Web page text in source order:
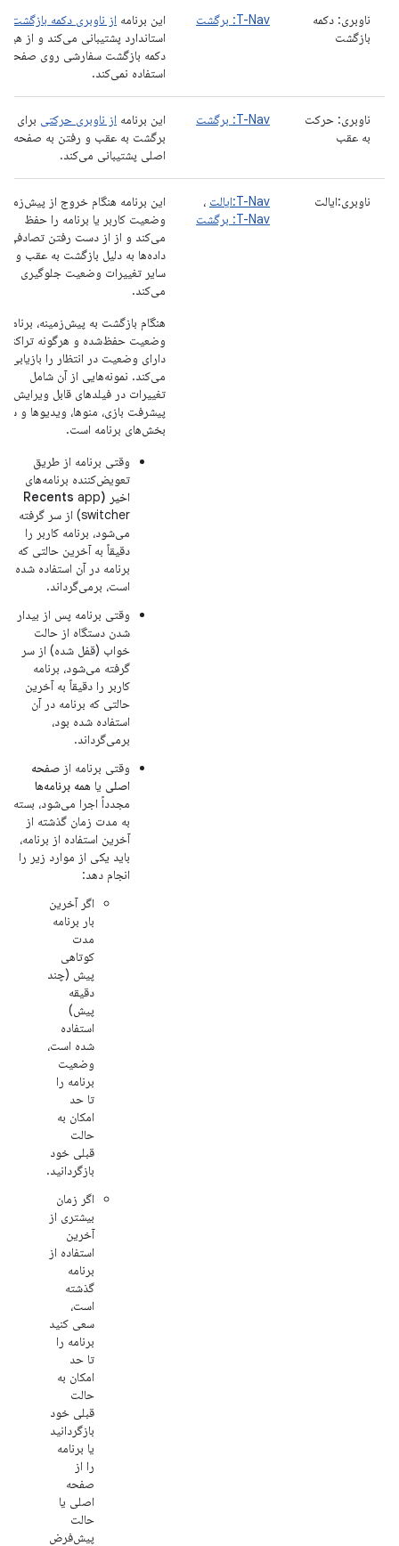
ناوبری: دکمه
بازگشت
T-Nav: برگشت این برنامه از ناوبری دکمه بازگشت
استاندارد پشتیبانی می‌کند و از هیچ
دکمه بازگشت سفارشی روی صفحه
استفاده نمی‌کند.
ناوبری: حرکت
به عقب
T-Nav: برگشت این برنامه از ناوبری حرکتی برای
برگشت به عقب و رفتن به صفحه
اصلی پشتیبانی می‌کند.
ناوبری:ایالت T-Nav:ایالت
،
T-Nav: برگشت
این برنامه هنگام خروج از
وضعیت کاربر یا برنامه را حفظ
می‌کند و از از دست رفتن تصادفی
داده‌ها به دلیل بازگشت به عقب و
سایر تغییرات وضعیت جلوگیری
می‌کند.
هنگام بازگشت به پیش‌زمینه، برنامه
وضعیت حفظ‌شده و هرگونه تراکنش
دارای وضعیت در انتظار را بازیابی
می‌کند. نمونه‌هایی از آن شامل
تغییرات در فیلدهای قابل ویرایش،
پیشرفت بازی، منوها، ویدیوها و
بخش‌های برنامه است.
وقتی برنامه از طریق
تعویض‌کننده برنامه‌های
اخیر (Recentsapp
switcher) از سر گرفته
می‌شود، برنامه کاربر را
دقیقاً به آخرین حالتی که
برنامه در آن استفاده شده
است، برمی‌گرداند.
وقتی برنامه پس از بیدار
شدن دستگاه از حالت
خواب (قفل شده) از سر
گرفته می‌شود، برنامه
کاربر را دقیقاً به آخرین
حالتی که برنامه در آن
استفاده شده بود،
برمی‌گرداند.
وقتی برنامه از صفحه
اصلی یا همه برنامه‌ها
مجدداً اجرا می‌شود، بسته
به مدت زمان گذشته از
آخرین استفاده از برنامه،
باید یکی از موارد زیر را
انجام دهد:
اگر آخرین
بار برنامه
مدت
کوتاهی
پیش (چند
دقیقه
پیش)
استفاده
شده است،
وضعیت
برنامه را
تا حد
امکان به
حالت
قبلی خود
بازگردانید.
اگر زمان
بیشتری از
آخرین
استفاده از
برنامه
گذشته
است،
سعی کنید
برنامه را
تا حد
امکان به
حالت
قبلی خود
بازگردانید
یا برنامه
را از
صفحه
اصلی یا
حالت
پیش‌فرض